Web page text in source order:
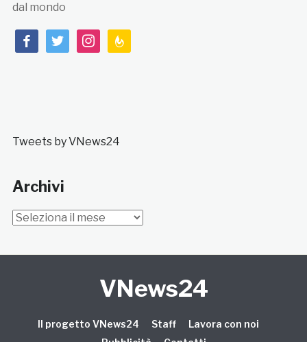
dal mondo
facebooktwitterinstagramfeedburner
Tweets by VNews24
Archivi
Archivi
VNews24
Il progetto VNews24 Staff
Lavora con noi